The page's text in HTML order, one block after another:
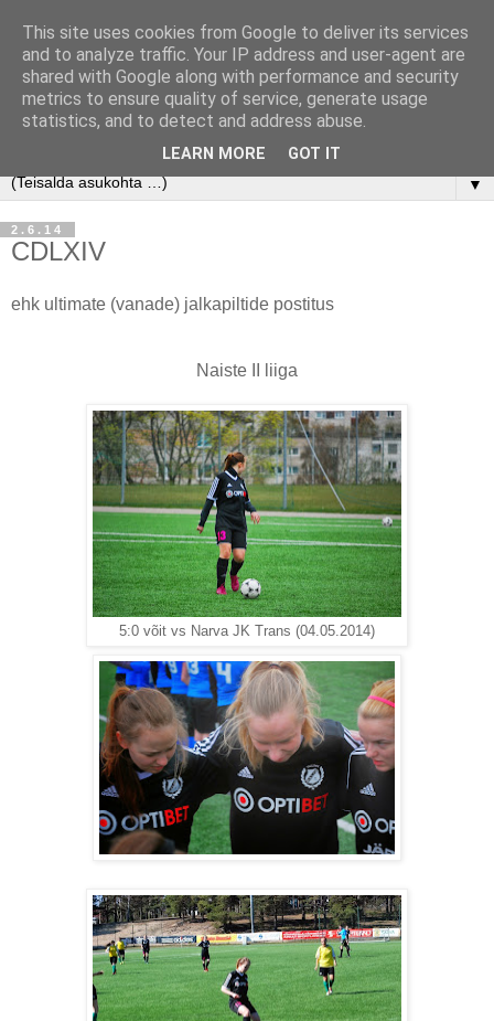
▼
2.6.14
CDLXIV
ehk ultimate (vanade) jalkapiltide postitus
Naiste II liiga
5:0 võit vs Narva JK Trans (04.05.2014)
This site uses cookies from Google to deliver its services
and to analyze traffic. Your IP address and user-agent are
shared with Google along with performance and security
metrics to ensure quality of service, generate usage
statistics, and to detect and address abuse.
LEARN MORE GOT IT